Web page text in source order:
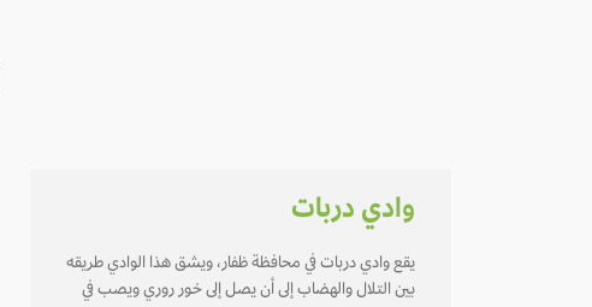
وادي دربات
يقع وادي دربات في محافظة ظفار، ويشق هذا الوادي طريقه
بين التلال والهضاب إلى أن يصل إلى خـور روري ويصب في